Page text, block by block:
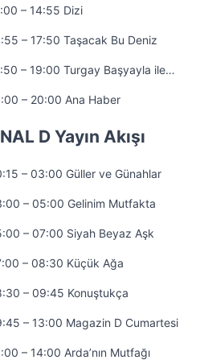
– 14:55 Dizi
– 17:50 Taşacak Bu Deniz
– 19:00 Turgay Başyayla ile…
– 20:00 Ana Haber
D Yayın Akışı
– 03:00 Güller ve Günahlar
– 05:00 Gelinim Mutfakta
– 07:00 Siyah Beyaz Aşk
– 08:30 Küçük Ağa
– 09:45 Konuştukça
– 13:00 Magazin D Cumartesi
– 14:00 Arda’nın Mutfağı